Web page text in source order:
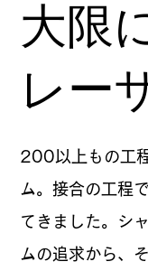
大限
レー
200以上もの工
ム。接合の工程
てきました。シ
ムの追求から、